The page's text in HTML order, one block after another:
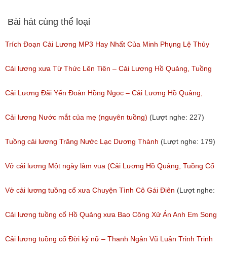
(Lượt nghe: 225)
Vol 1+2
(Lượt nghe: 123)
Bài hát cùng thể loại
Trích Đoạn Cải Lương MP3 Hay Nhất Của Minh Phụng Lệ Thủy
Phần 1
(Lượt nghe: 11,533)
Cải lương xưa Từ Thức Lên Tiên – Cải Lương Hồ Quảng, Tuồng
Cổ
(Lượt nghe: 258)
Cải Lương Đãi Yến Đoàn Hồng Ngọc – Cải Lương Hồ Quảng,
Tuồng Cổ
(Lượt nghe: 243)
Cải lương Nước mắt của mẹ (nguyên tuồng) (Lượt nghe: 227)
Tuồng cải lương Trăng Nước Lạc Dương Thành (Lượt nghe: 179)
Vở cải lương Một ngày làm vua (Cải Lương Hồ Quảng, Tuồng Cổ
Xưa)
(Lượt nghe: 216)
Vở cải lương tuồng cổ xưa Chuyện Tình Cô Gái Điên (Lượt nghe:
146)
Cải lương tuồng cổ Hồ Quảng xưa Bao Công Xử Án Anh Em Song
Sinh
Cải lương tuồng cổ Đời kỹ nữ – Thanh Ngân Vũ Luân Trinh Trinh